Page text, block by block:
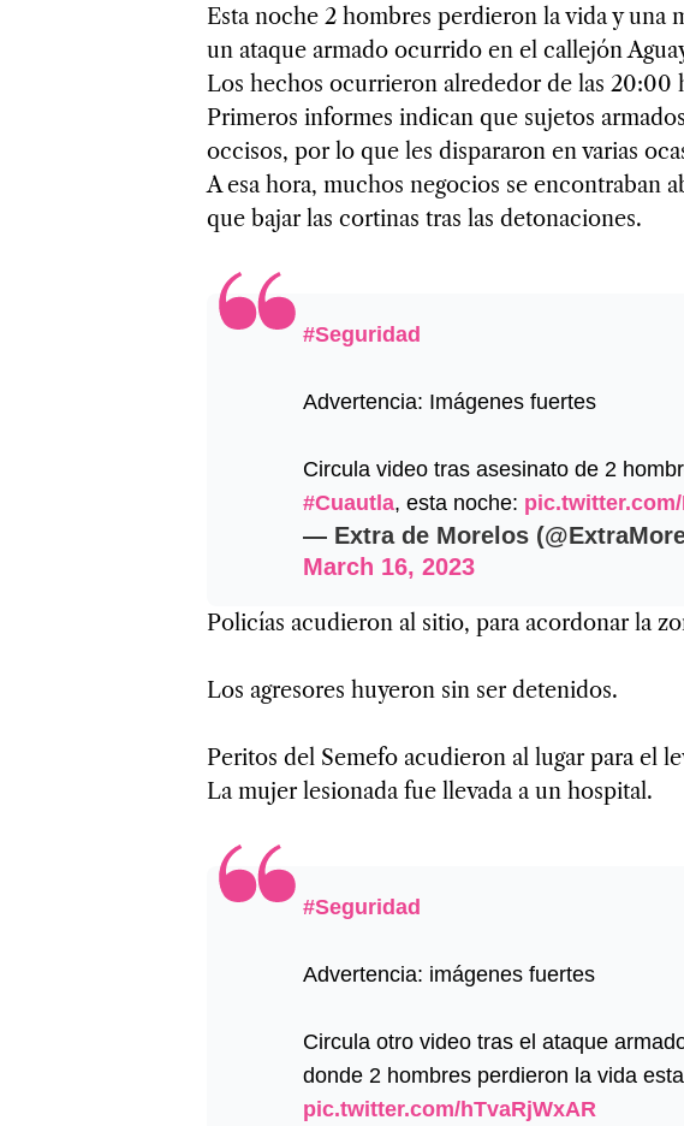
Esta noche 2 hombres perdieron la vida y una
un ataque armado ocurrido en el callejón
Los hechos ocurrieron alrededor de las 20:00
Primeros informes indican que sujetos
occisos, por lo que les dispararon en varias
A esa hora, muchos negocios se encontraban
que bajar las cortinas tras las detonaciones.
#Seguridad
Advertencia: Imágenes fuertes
Circula video tras asesinato de 2
#Cuautla, esta noche:
— Extra de Morelos
March 16, 2023
Policías acudieron al sitio, para acordonar la
Los agresores huyeron sin ser detenidos.
Peritos del Semefo acudieron al lugar para el
La mujer lesionada fue llevada a un hospital.
#Seguridad
Advertencia: imágenes fuertes
Circula otro video tras el ataque
donde 2 hombres perdieron la vida
pic.twitter.com/hTvaRjWxAR